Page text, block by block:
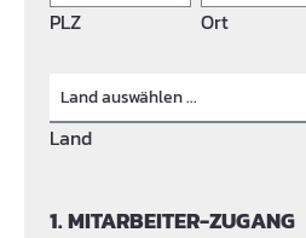
PLZ Ort
Land
1. MITARBEITER-ZUGANG